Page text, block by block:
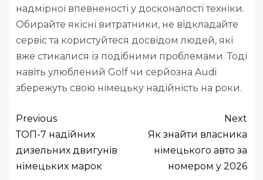
надмірної впевненості у досконалості техніки.
Обирайте якісні витратники, не відкладайте
сервіс та користуйтеся досвідом людей, які
вже стикалися із подібними проблемами. Тоді
навіть улюблений Golf чи серйозна Audi
збережуть свою німецьку надійність на роки.
Previous
ТОП-7 надійних
дизельних двигунів
німецьких марок
Next
Як знайти власника
німецького авто за
номером у 2026